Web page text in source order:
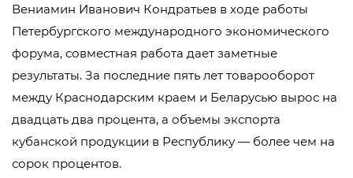
Вениамин Иванович Кондратьев в ходе работы
Петербургского международного экономического
форума, совместная работа дает заметные
результаты. За последние пять лет товарооборот
между Краснодарским краем и Беларусью вырос на
двадцать два процента, а объемы экспорта
кубанской продукции в Республику — более чем на
сорок процентов.